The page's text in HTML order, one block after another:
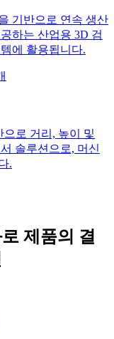
기반으로 연속 생산
하는 산업용 3D 검
에 활용됩니다.
로 거리, 높이 및
솔루션으로, 머신
.
제품의 결